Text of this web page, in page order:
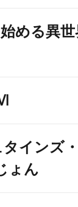
める異
インズ
ょん